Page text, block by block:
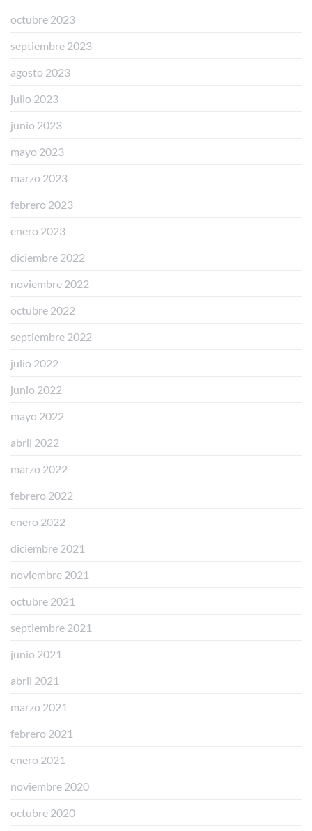
octubre 2023
septiembre 2023
agosto 2023
julio 2023
junio 2023
mayo 2023
marzo 2023
febrero 2023
enero 2023
diciembre 2022
noviembre 2022
octubre 2022
septiembre 2022
julio 2022
junio 2022
mayo 2022
abril 2022
marzo 2022
febrero 2022
enero 2022
diciembre 2021
noviembre 2021
octubre 2021
septiembre 2021
junio 2021
abril 2021
marzo 2021
febrero 2021
enero 2021
noviembre 2020
octubre 2020